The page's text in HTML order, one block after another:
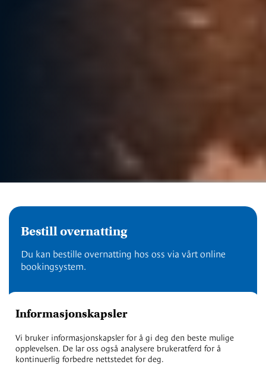
Informasjonskapsler
Vi bruker informasjonskapsler for å gi deg den beste mulige
opplevelsen. De lar oss også analysere brukeratferd for å
kontinuerlig forbedre nettstedet for deg.
Bestill overnatting
Du kan bestille overnatting hos oss via vårt online
bookingsystem.